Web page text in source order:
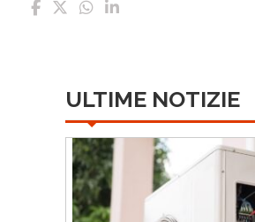
ULTIME NOTIZIE